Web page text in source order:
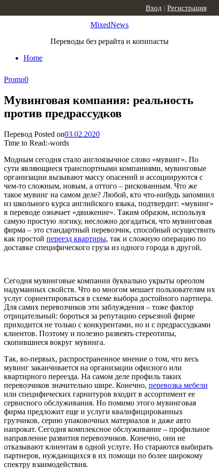
MixedNews
Переводы без рерайта и копипасты
Home
Вход | Регистрация
Promo0
Мувинговая компания: реальность
против предрассудков
Перевод Posted on03.02.2020
Time to Read:-words
Модным сегодня стало англоязычное слово «мувинг». По
сути являющиеся транспортными компаниями, мувинговые
организации вызывают массу опасений и ассоциируются с
чем-то сложным, новым, а оттого – рискованным. Что же
такое мувинг на самом деле? Любой, кто что-нибудь запомнил
из школьного курса английского языка, подтвердит: «мувинг»
в переводе означает «движение». Таким образом, используя
самую простую логику, несложно догадаться, что мувинговая
фирма – это стандартный перевозчик, способный осуществить
как простой переезд квартиры, так и сложную операцию по
доставке специфического груза из одного города в другой.
Сегодня мувинговые компании буквально укрыты ореолом
надуманных свойств. Что во многом мешает пользователям их
услуг сориентироваться в схеме выбора достойного партнера.
Для самих перевозчиков эти заблуждения – тоже фактор
отрицательный: бороться за репутацию серьезной фирме
приходится не только с конкурентами, но и с предрассудками
клиентов. Поэтому и полезно развеять стереотипы,
скопившиеся вокруг мувинга.
Так, во-первых, распространенное мнение о том, что весь
мувинг заканчивается на организации офисного или
квартирного переезда. На самом деле профиль таких
перевозчиков значительно шире. Конечно, перевозка мебели
или специфических гарнитуров входит в ассортимент ее
сервисного обслуживания. Но помимо этого мувинговая
фирма предложит еще и услуги квалифицированных
грузчиков, серию упаковочных материалов и даже авто
напрокат. Сегодня комплексное обслуживание – профильное
направление развития перевозчиков. Конечно, они не
отказывают клиентам в одной услуге. Но стараются выбирать
партнеров, нуждающихся в их помощи по более широкому
спектру взаимодействия.